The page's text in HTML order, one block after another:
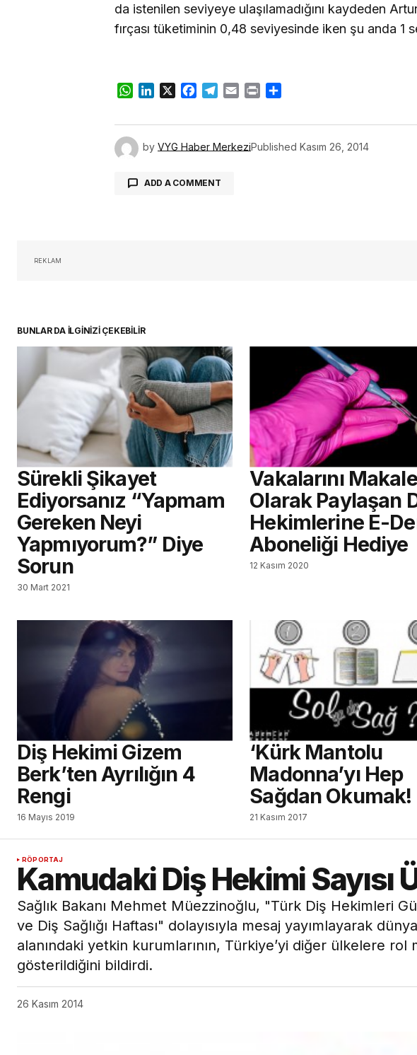
da istenilen seviyeye ulaşılamadığını kaydeden
fırçası tüketiminin 0,48 seviyesinde iken şu anda 1
WhatsApp
LinkedIn
X Facebook
Telegram
Email Print
by VYG Haber MerkeziPublished Kasım 26, 2014
ADD A COMMENT
REKLAM
BUNLAR DA İLGİNİZİ ÇEKEBİLİR
Sürekli Şikayet
Ediyorsanız “Yapmam
Gereken Neyi
Yapmıyorum?” Diye
Sorun
30 Mart 2021
Vakalarını Makale
Olarak Paylaşan
Hekimlerine E-
Aboneliği Hediye
12 Kasım 2020
Diş Hekimi Gizem
Berk’ten Ayrılığın 4
Rengi
16 Mayıs 2019
‘Kürk Mantolu
Madonna’yı Hep
Sağdan Okumak!
21 Kasım 2017
RÖPORTAJ
Kamudaki Diş Hekimi Sayısı
Sağlık Bakanı Mehmet Müezzinoğlu, "Türk Diş Hekimleri
ve Diş Sağlığı Haftası" dolayısıyla mesaj yayımlayarak
alanındaki yetkin kurumlarının, Türkiye’yi diğer ülkelere rol
gösterildiğini bildirdi.
26 Kasım 2014